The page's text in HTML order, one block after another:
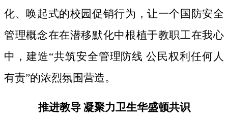
化、唤起式的校园促销行为，让一个国防安全
管理概念在在潜移默化中根植于教职工在我心
中，建造“共筑安全管理防线 公民权利任何人
有责”的浓烈氛围营造。
推进教导 凝聚力卫生华盛顿共识